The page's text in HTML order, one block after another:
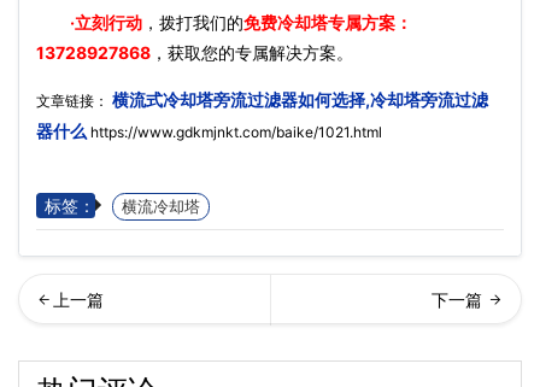
·立刻行动 ，拨打我们的免费冷却塔专属方案：
13728927868 ，获取您的专属解决方案。
文章链接： 横流式冷却塔旁流过滤器如何选择,冷却塔旁流过滤
器什么 https://www.gdkmjnkt.com/baike/1021.html
标签： 横流冷却塔